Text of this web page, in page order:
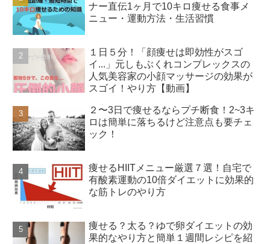
ナー直伝1ヶ月で10キロ痩せる食事メ
ニュー・運動方法・生活習慣
１日５分！「顔痩せは即効性がスゴ
イ...」元しもぶくれコンプレックスの
人気美容家の小顔マッサージの効果が
スゴイ！やり方【動画】
２〜3日で痩せるならプチ断食！2~3キ
ロは簡単に落ちるけど注意点も要チェ
ック！
痩せるHIITメニュー厳選７選！自宅で
有酸素運動の10倍ダイエットに効果的
な筋トレのやり方
痩せる？太る？ゆで卵ダイエットの効
果的なやり方と簡単１週間レシピを紹